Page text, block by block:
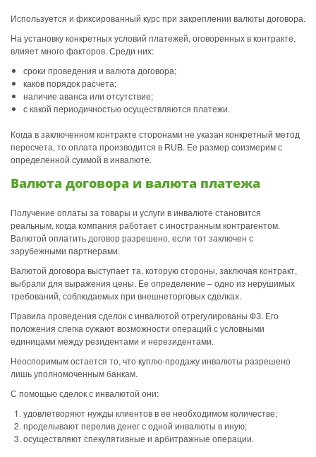
Используется и фиксированный курс при закреплении валюты договора.
На установку конкретных условий платежей, оговоренных в контракте,
влияет много факторов. Среди них:
сроки проведения и валюта договора;
каков порядок расчета;
наличие аванса или отсутствие;
с какой периодичностью осуществляются платежи.
Когда в заключенном контракте сторонами не указан конкретный метод
пересчета, то оплата производится в RUB. Ее размер соизмерим с
определенной суммой в инвалюте.
Валюта договора и валюта платежа
Получение оплаты за товары и услуги в инвалюте становится
реальным, когда компания работает с иностранным контрагентом.
Валютой оплатить договор разрешено, если тот заключен с
зарубежными партнерами.
Валютой договора выступает та, которую стороны, заключая контракт,
выбрали для выражения цены. Ее определение – одно из нерушимых
требований, соблюдаемых при внешнеторговых сделках.
Правила проведения сделок с инвалютой отрегулированы ФЗ. Его
положения слегка сужают возможности операций с условными
единицами между резидентами и нерезидентами.
Неоспоримым остается то, что куплю-продажу инвалюты разрешено
лишь уполномоченным банкам.
С помощью сделок с инвалютой они:
удовлетворяют нужды клиентов в ее необходимом количестве;
проделывают перелив денег с одной инвалюты в иную;
осуществляют спекулятивные и арбитражные операции.